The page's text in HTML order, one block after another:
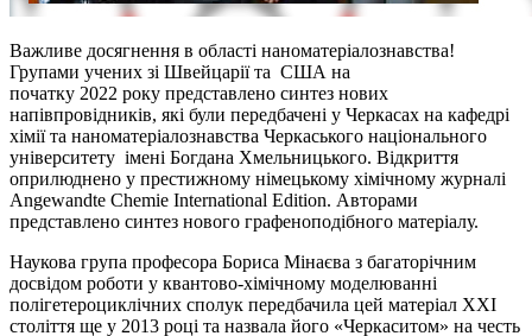
Важливе досягнення в області наноматеріалознавства!
Групами учених зі Швейцарії та США на
початку 2022 року представлено синтез нових
напівпровідників, які були передбачені у Черкасах на кафедрі
хімії та наноматеріалознавства Черкаського національного
університету імені Богдана Хмельницького. Відкриття
оприлюднено у престижному німецькому хімічному журналі
Angewandte Chemie International Edition. Авторами
представлено синтез нового графеноподібного матеріалу.
Наукова група професора Бориса Мінаєва з багаторічним
досвідом роботи у квантово-хімічному моделюванні
полігетероциклічних сполук передбачила цей матеріал XXI
століття ще у 2013 році та назвала його «Черкаситом» на честь